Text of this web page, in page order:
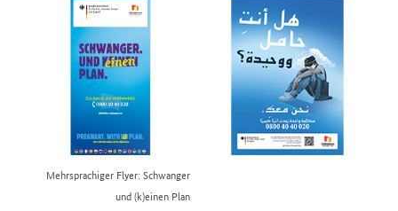
Mehrsprachiger Flyer: Schwanger
und (k)einen Plan